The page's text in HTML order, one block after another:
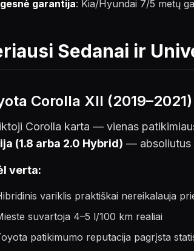
garantija: Kia/Hyundai 7/5 metų
Sedanai ir
Corolla XII
Corolla karta — vienas
(1.8 arba 2.0 Hybrid) — absoliutus
verta:
variklis praktiškai nereikalauja
suvartoja 4–5 l/100 km realiai
patikimumo reputacija pagrįsta